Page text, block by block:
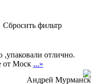
Сбросить фильтр
,упаковали отлично.
от Моск ...»
Андрей Мурманск